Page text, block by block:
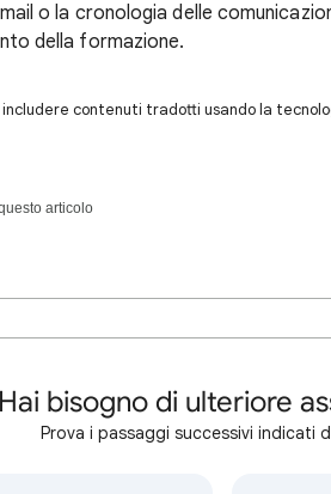
o la cronologia delle
della formazione.
contenuti tradotti usando la
articolo
Hai bisogno di ulteriore
Prova i passaggi successivi indicati